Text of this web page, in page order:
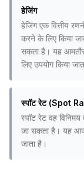
हेजिंग
हेजिंग एक वित्तीय
करने के लिए किया
सकता है। यह
लिए उपयोग किया
स्पॉट रेट (Spot
स्पॉट रेट वह
जा सकता है। यह आज
जाता है।